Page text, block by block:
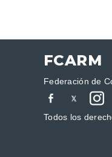
FCARM
Federación de
Todos los